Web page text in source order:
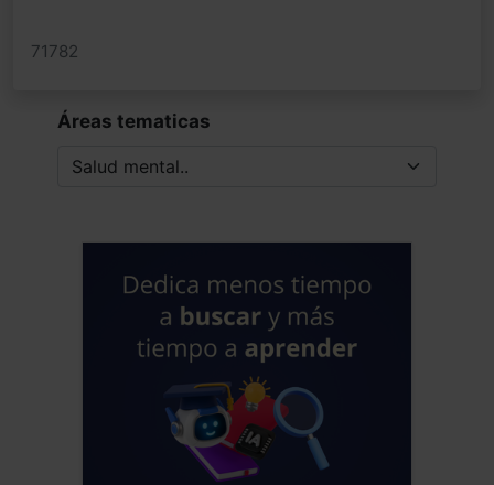
71782
Áreas tematicas